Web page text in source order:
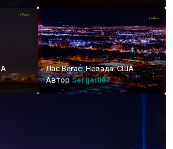
Лас Вегас. Невада. США.
АвторSergei007